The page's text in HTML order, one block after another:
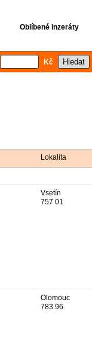
Oblíbené inzeráty
Kč
Lokalita
Vsetín
757 01
Olomouc
783 96